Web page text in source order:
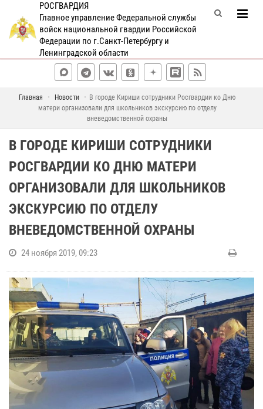
РОСГВАРДИЯ
Главное управление Федеральной службы
войск национальной гвардии Российской
Федерации по г.Санкт-Петербургу и
Ленинградской области
Главная Новости
В городе Кириши сотрудники Росгвардии ко Дню
матери организовали для школьников экскурсию по отделу
вневедомственной охраны
В ГОРОДЕ КИРИШИ СОТРУДНИКИ
РОСГВАРДИИ КО ДНЮ МАТЕРИ
ОРГАНИЗОВАЛИ ДЛЯ ШКОЛЬНИКОВ
ЭКСКУРСИЮ ПО ОТДЕЛУ
ВНЕВЕДОМСТВЕННОЙ ОХРАНЫ
24 ноября 2019, 09:23